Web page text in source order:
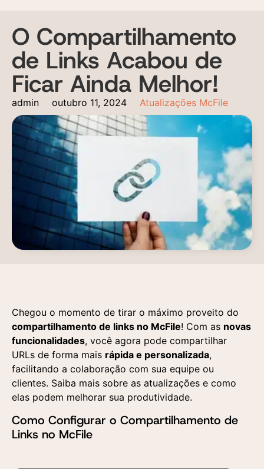
O Compartilhamento
de Links Acabou de
Ficar Ainda Melhor!
admin outubro 11, 2024 Atualizações McFile
Chegou o momento de tirar o máximo proveito do
compartilhamento de links no McFile! Com as novas
funcionalidades, você agora pode compartilhar
URLs de forma mais rápida e personalizada,
facilitando a colaboração com sua equipe ou
clientes. Saiba mais sobre as atualizações e como
elas podem melhorar sua produtividade.
Como Configurar o Compartilhamento de
Links no McFile